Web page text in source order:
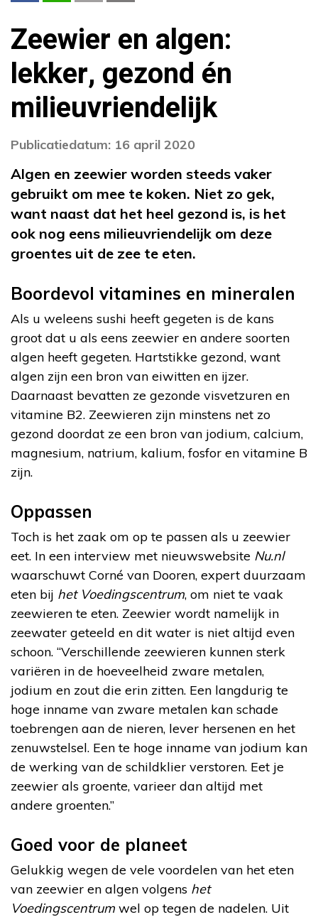
Zeewier en algen:
lekker, gezond én
milieuvriendelijk
Publicatiedatum: 16 april 2020
Algen en zeewier worden steeds vaker
gebruikt om mee te koken. Niet zo gek,
want naast dat het heel gezond is, is het
ook nog eens milieuvriendelijk om deze
groentes uit de zee te eten.
Boordevol vitamines en mineralen
Als u weleens sushi heeft gegeten is de kans
groot dat u als eens zeewier en andere soorten
algen heeft gegeten. Hartstikke gezond, want
algen zijn een bron van eiwitten en ijzer.
Daarnaast bevatten ze gezonde visvetzuren en
vitamine B2. Zeewieren zijn minstens net zo
gezond doordat ze een bron van jodium, calcium,
magnesium, natrium, kalium, fosfor en vitamine B
zijn.
Oppassen
Toch is het zaak om op te passen als u zeewier
eet. In een interview met nieuwswebsite Nu.nl
waarschuwt Corné van Dooren, expert duurzaam
eten bij het Voedingscentrum, om niet te vaak
zeewieren te eten. Zeewier wordt namelijk in
zeewater geteeld en dit water is niet altijd even
schoon. “Verschillende zeewieren kunnen sterk
variëren in de hoeveelheid zware metalen,
jodium en zout die erin zitten. Een langdurig te
hoge inname van zware metalen kan schade
toebrengen aan de nieren, lever hersenen en het
zenuwstelsel. Een te hoge inname van jodium kan
de werking van de schildklier verstoren. Eet je
zeewier als groente, varieer dan altijd met
andere groenten.”
Goed voor de planeet
Gelukkig wegen de vele voordelen van het eten
van zeewier en algen volgens het
Voedingscentrum wel op tegen de nadelen. Uit